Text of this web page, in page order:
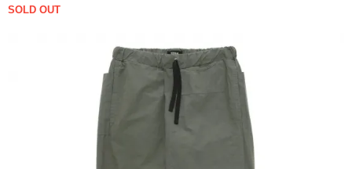
SOLD OUT